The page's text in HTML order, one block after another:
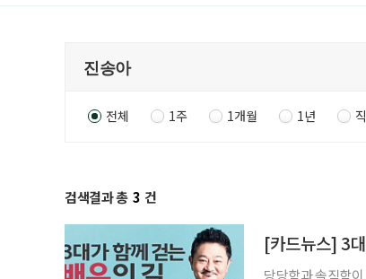
전체 1주 1개월 1년
검색결과 총 3 건
[카드뉴스] 3
당당함과 솔직함